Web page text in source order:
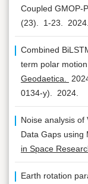
Coupled GMOP-
(23).
1-23. 2024.
Combined
term polar
Geodaetica.
0134-y).
2024.
Noise analysis of
Data Gaps using
in Space
Earth rotation